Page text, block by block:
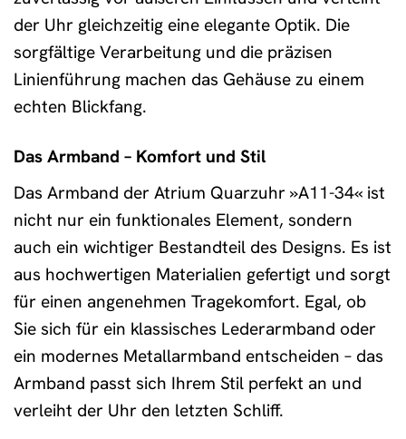
der Uhr gleichzeitig eine elegante Optik. Die
sorgfältige Verarbeitung und die präzisen
Linienführung machen das Gehäuse zu einem
echten Blickfang.
Das Armband – Komfort und Stil
Das Armband der Atrium Quarzuhr »A11-34« ist
nicht nur ein funktionales Element, sondern
auch ein wichtiger Bestandteil des Designs. Es ist
aus hochwertigen Materialien gefertigt und sorgt
für einen angenehmen Tragekomfort. Egal, ob
Sie sich für ein klassisches Lederarmband oder
ein modernes Metallarmband entscheiden – das
Armband passt sich Ihrem Stil perfekt an und
verleiht der Uhr den letzten Schliff.